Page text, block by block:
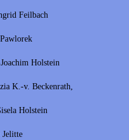
Feilbach
Holstein